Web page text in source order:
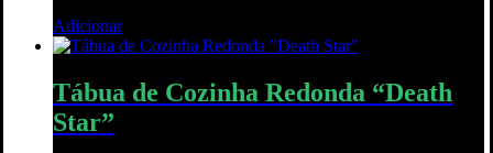
Adicionar
Tábua de Cozinha Redonda “Death
Star”